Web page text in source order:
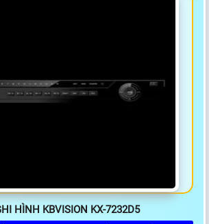
HÌNH KBVISION KX-7232D5